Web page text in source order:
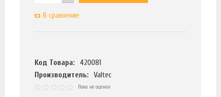
В сравнение
Код Товара:
420081
Производитель:
Valtec
Пока не оценен